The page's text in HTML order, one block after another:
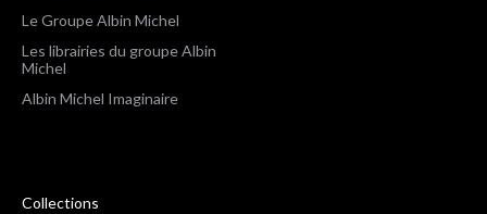
Le Groupe Albin Michel
Les librairies du groupe Albin
Michel
Albin Michel Imaginaire
Collections